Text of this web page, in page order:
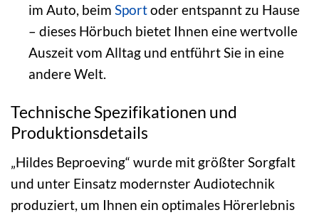
im Auto, beim Sportoder entspannt zu Hause
– dieses Hörbuch bietet Ihnen eine wertvolle
Auszeit vom Alltag und entführt Sie in eine
andere Welt.
Technische Spezifikationen und
Produktionsdetails
„Hildes Beproeving“ wurde mit größter Sorgfalt
und unter Einsatz modernster Audiotechnik
produziert, um Ihnen ein optimales Hörerlebnis